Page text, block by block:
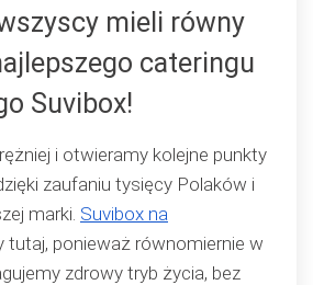
mieli równy
cateringu
Suvibox!
i otwieramy kolejne punkty
zaufaniu tysięcy Polaków i
marki. Suvibox na
tutaj, ponieważ równomiernie w
zdrowy tryb życia, bez